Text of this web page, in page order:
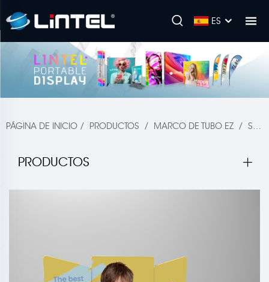
ES
PÁGINA DE INICIO / PRODUCTOS / MARCO DE TUBO EZ / STAND DE FERIA COMERCIAL
PRODUCTOS